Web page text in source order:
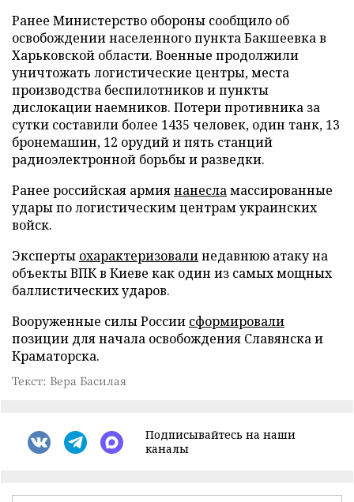
Ранее Министерство обороны сообщило об
освобождении населенного пункта Бакшеевка в
Харьковской области. Военные продолжили
уничтожать логистические центры, места
производства беспилотников и пункты
дислокации наемников. Потери противника за
сутки составили более 1435 человек, один танк, 13
бронемашин, 12 орудий и пять станций
радиоэлектронной борьбы и разведки.
Ранее российская армиянанесламассированные
удары по логистическим центрам украинских
войск.
Эксперты охарактеризовалинедавнюю атаку на
объекты ВПК в Киеве как один из самых мощных
баллистических ударов.
Вооруженные силы России сформировали
позиции для начала освобождения Славянска и
Краматорска.
Текст: Вера Басилая
Подписывайтесь на наши
каналы